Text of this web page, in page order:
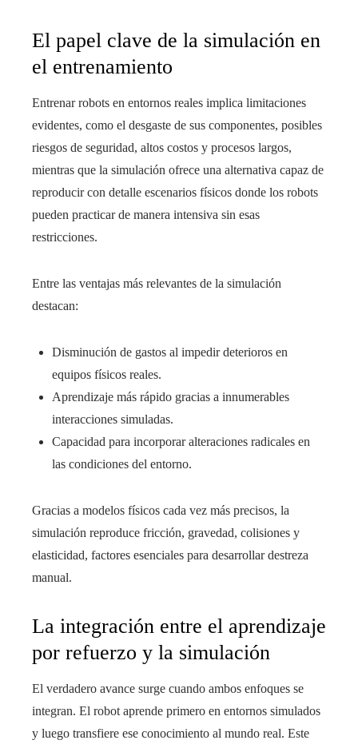
El papel clave de la simulación en
el entrenamiento
Entrenar robots en entornos reales implica limitaciones
evidentes, como el desgaste de sus componentes, posibles
riesgos de seguridad, altos costos y procesos largos,
mientras que la simulación ofrece una alternativa capaz de
reproducir con detalle escenarios físicos donde los robots
pueden practicar de manera intensiva sin esas
restricciones.
Entre las ventajas más relevantes de la simulación
destacan:
Disminución de gastos al impedir deterioros en
equipos físicos reales.
Aprendizaje más rápido gracias a innumerables
interacciones simuladas.
Capacidad para incorporar alteraciones radicales en
las condiciones del entorno.
Gracias a modelos físicos cada vez más precisos, la
simulación reproduce fricción, gravedad, colisiones y
elasticidad, factores esenciales para desarrollar destreza
manual.
La integración entre el aprendizaje
por refuerzo y la simulación
El verdadero avance surge cuando ambos enfoques se
integran. El robot aprende primero en entornos simulados
y luego transfiere ese conocimiento al mundo real. Este